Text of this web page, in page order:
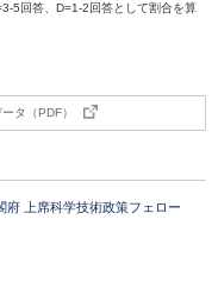
5回答、D=1-2回答として割合を算
タ（PDF）
府 上席科学技術政策フェロー